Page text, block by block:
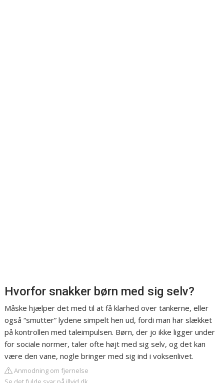
Hvorfor snakker børn med sig selv?
Måske hjælper det med til at få klarhed over tankerne, eller
også “smutter” lydene simpelt hen ud, fordi man har slækket
på kontrollen med taleimpulsen. Børn, der jo ikke ligger under
for sociale normer, taler ofte højt med sig selv, og det kan
være den vane, nogle bringer med sig ind i voksenlivet.
Anmodning om fjernelse